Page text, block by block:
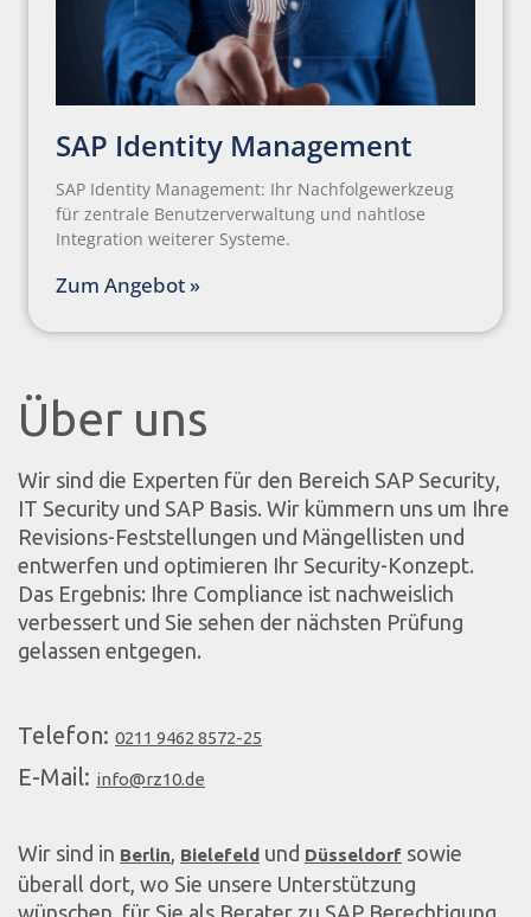
SAP Identity Management
SAP Identity Management: Ihr Nachfolgewerkzeug
für zentrale Benutzerverwaltung und nahtlose
Integration weiterer Systeme.
Zum Angebot »
Über uns
Wir sind die Experten für den Bereich SAP Security,
IT Security und SAP Basis. Wir kümmern uns um Ihre
Revisions-Feststellungen und Mängellisten und
entwerfen und optimieren Ihr Security-Konzept.
Das Ergebnis: Ihre Compliance ist nachweislich
verbessert und Sie sehen der nächsten Prüfung
gelassen entgegen.
Telefon: 0211 9462 8572-25
E-Mail: info@rz10.de
Wir sind in Berlin, Bielefeld und Düsseldorf sowie
überall dort, wo Sie unsere Unterstützung